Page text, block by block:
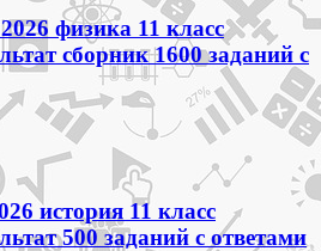
физика 11 класс
сборник 1600 заданий с
история 11 класс
500 заданий с ответами